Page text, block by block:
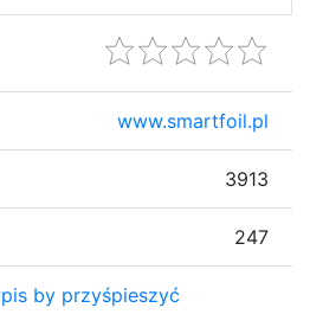
www.smartfoil.pl
3913
247
by przyśpieszyć